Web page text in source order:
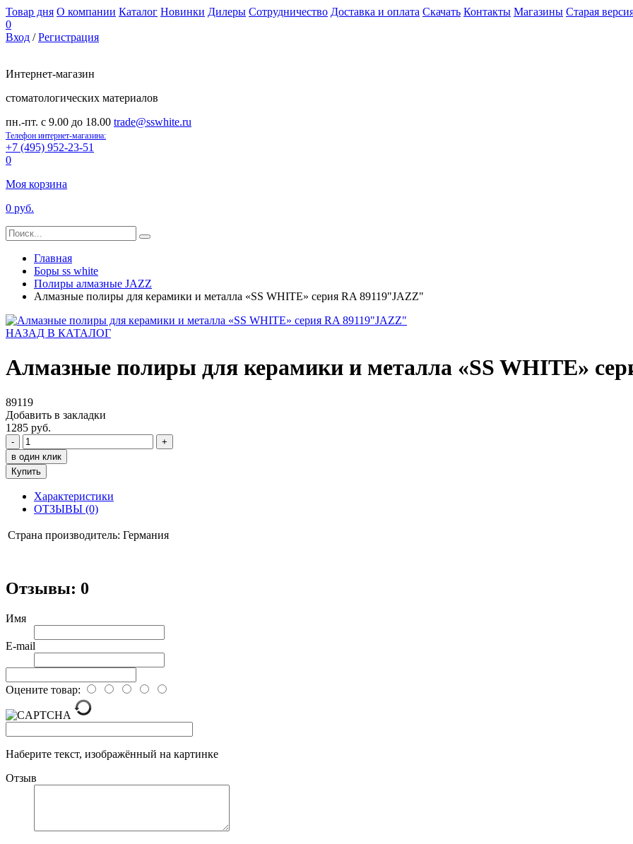
Товар дня О компании Каталог Новинки Дилеры Сотрудничество Доставка и оплата Скачать Контакты Магазины Старая
0
Вход /Регистрация
Интернет-магазин
стоматологических материалов
пн.-пт. с 9.00 до 18.00 trade@sswhite.ru
Телефон интернет-магазина:
+7 (495) 952-23-51
0
Моя корзина
0 руб.
Главная
Боры ss white
Полиры алмазные JAZZ
Алмазные полиры для керамики и металла «SS WHITE» серия RA 89119"JAZZ"
НАЗАД В КАТАЛОГ
Алмазные полиры для керамики и металла «SS WHITE»
89119
Добавить в закладки
1285 руб.
-
+
в один клик
Купить
Характеристики
ОТЗЫВЫ (0)
Страна производитель: Германия
Отзывы: 0
Имя
E-mail
Оцените товар:
Наберите текст, изображённый на картинке
Отзыв